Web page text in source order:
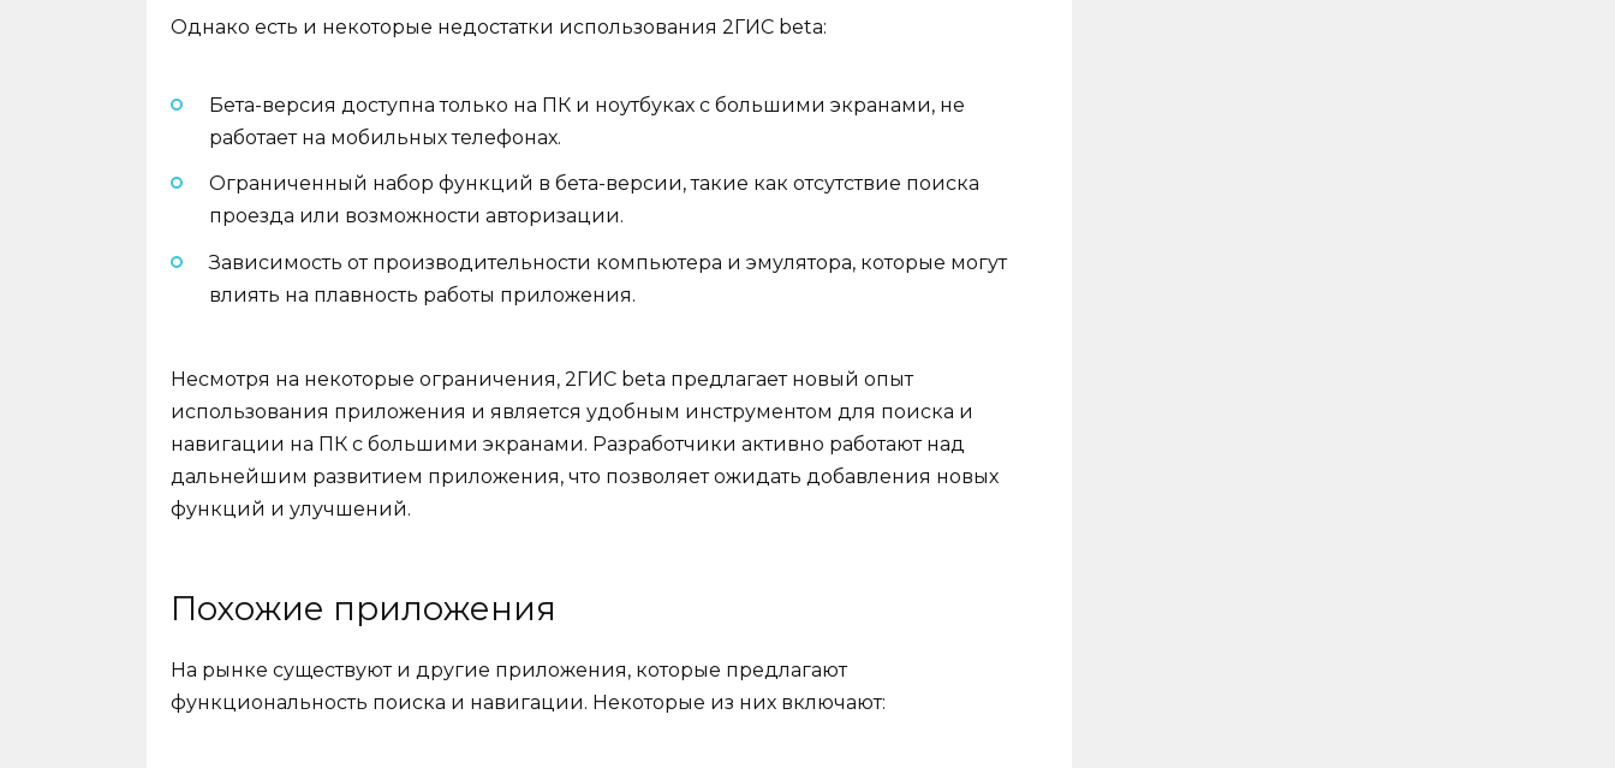
Однако есть и некоторые недостатки использования 2ГИС beta:
Бета-версия доступна только на ПК и ноутбуках с большими экранами, не
работает на мобильных телефонах.
Ограниченный набор функций в бета-версии, такие как отсутствие поиска
проезда или возможности авторизации.
Зависимость от производительности компьютера и эмулятора, которые могут
влиять на плавность работы приложения.
Несмотря на некоторые ограничения, 2ГИС beta предлагает новый опыт
использования приложения и является удобным инструментом для поиска и
навигации на ПК с большими экранами. Разработчики активно работают над
дальнейшим развитием приложения, что позволяет ожидать добавления новых
функций и улучшений.
Похожие приложения
На рынке существуют и другие приложения, которые предлагают
функциональность поиска и навигации. Некоторые из них включают: